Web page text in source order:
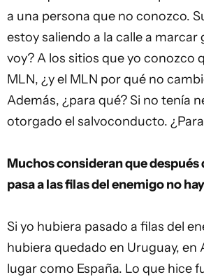
a una persona que no conozco.
estoy saliendo a la calle a marcar
voy? A los sitios que yo conozco
MLN, ¿y el MLN por qué no
Además, ¿para qué? Si no tenía
otorgado el salvoconducto.
Muchos consideran que después
pasa a las filas del enemigo no
Si yo hubiera pasado a filas del
hubiera quedado en Uruguay, en
lugar como España. Lo que hice